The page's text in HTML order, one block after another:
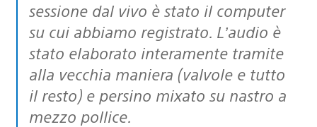
sessione dal vivo è stato il computer
su cui abbiamo registrato. L’audio è
stato elaborato interamente tramite
alla vecchia maniera (valvole e tutto
il resto) e persino mixato su nastro a
mezzo pollice.